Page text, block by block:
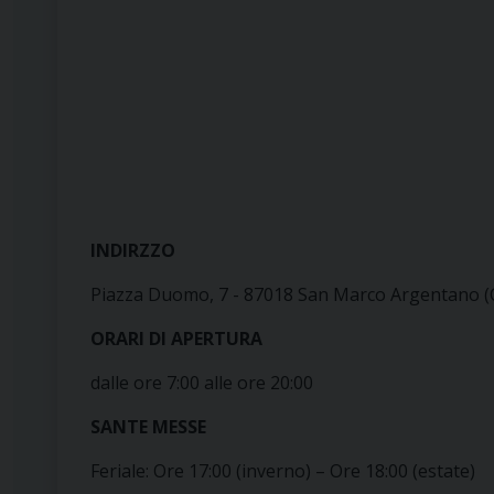
INDIRZZO
Piazza Duomo, 7 - 87018 San Marco Argentano
ORARI DI APERTURA
dalle ore 7:00 alle ore 20:00
SANTE MESSE
Feriale: Ore 17:00 (inverno) – Ore 18:00 (estate)